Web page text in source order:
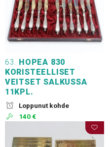
63.
HOPEA 830
KORISTEELLISET
VEITSET SALKUSSA
11KPL.
Loppunut kohde
140 €